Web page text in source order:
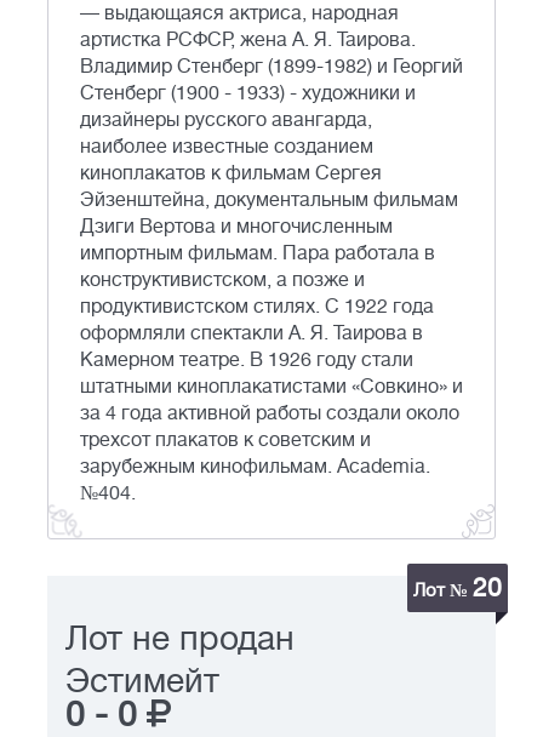
— выдающаяся актриса, народная
артистка РСФСР, жена А. Я. Таирова.
Владимир Стенберг (1899-1982) и Георгий
Стенберг (1900 - 1933) - художники и
дизайнеры русского авангарда,
наиболее известные созданием
киноплакатов к фильмам Сергея
Эйзенштейна, документальным фильмам
Дзиги Вертова и многочисленным
импортным фильмам. Пара работала в
конструктивистском, а позже и
продуктивистском стилях. С 1922 года
оформляли спектакли А. Я. Таирова в
Камерном театре. В 1926 году стали
штатными киноплакатистами «Совкино» и
за 4 года активной работы создали около
трехсот плакатов к советским и
зарубежным кинофильмам. Academia.
№404.
Лот № 20
Лот не продан
Эстимейт
0 - 0